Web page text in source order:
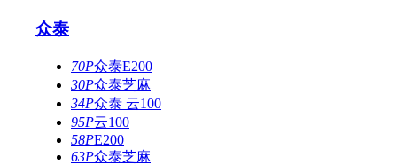
众泰
70P众泰E200
30P众泰芝麻
34P众泰 云100
95P云100
58PE200
63P众泰芝麻